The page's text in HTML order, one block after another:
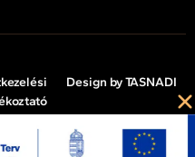
Design by TASNADI